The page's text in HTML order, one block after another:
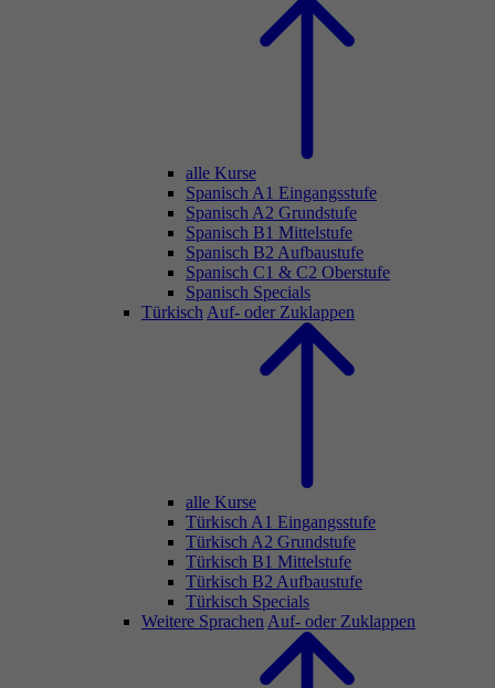
alle Kurse
Spanisch A1 Eingangsstufe
Spanisch A2 Grundstufe
Spanisch B1 Mittelstufe
Spanisch B2 Aufbaustufe
Spanisch C1 & C2 Oberstufe
Spanisch Specials
Türkisch Auf- oder Zuklappen
alle Kurse
Türkisch A1 Eingangsstufe
Türkisch A2 Grundstufe
Türkisch B1 Mittelstufe
Türkisch B2 Aufbaustufe
Türkisch Specials
Weitere Sprachen Auf- oder Zuklappen